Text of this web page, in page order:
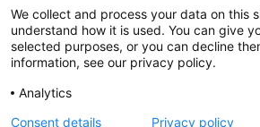
@CGTCatalunya
cgtcatalunya
We collect and process your data on this
understand how it is used. You can give
selected purposes, or you can decline
information, see our privacy policy.
Analytics
Consent details
Privacy policy